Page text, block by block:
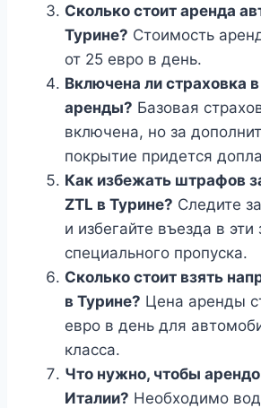
Сколько стоит аренда
Турине? Стоимость
от 25 евро в день.
Включена ли страховка
аренды? Базовая
включена, но за
покрытие придется
Как избежать штрафов
ZTL в Турине? Следите
и избегайте въезда в эти
специального пропуска.
Сколько стоит взять
в Турине? Цена аренды
евро в день для
класса.
Что нужно, чтобы
Италии? Необходимо